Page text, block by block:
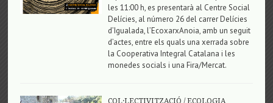
les 11:00 h, es presentarà al Centre Social
Delícies, al número 26 del carrer Delícies
d’Igualada, l’EcoxarxAnoia, amb un seguit
d’actes, entre els quals una xerrada sobre
la Cooperativa Integral Catalana i les
monedes socials i una Fira/Mercat.
COL·LECTIVITZACIÓ /ECOLOGIA